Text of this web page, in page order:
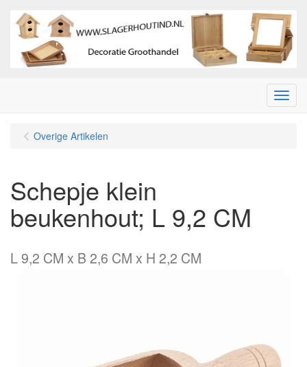
Menu
Overige Artikelen
Schepje klein
beukenhout; L 9,2 CM
L 9,2 CM x B 2,6 CM x H 2,2 CM